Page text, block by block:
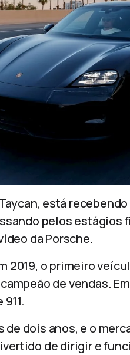
está
pelos
da Porsche.
2019, o primeiro
de vendas.
dois anos, e o
de dirigir e